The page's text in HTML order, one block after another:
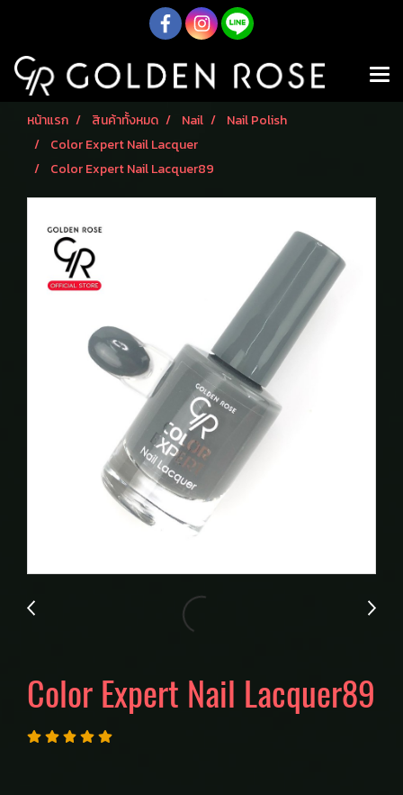
หน้าแรก สินค้าทั้งหมด Nail
Nail Polish
Color Expert Nail Lacquer
Color Expert Nail Lacquer89
Color Expert Nail Lacquer89